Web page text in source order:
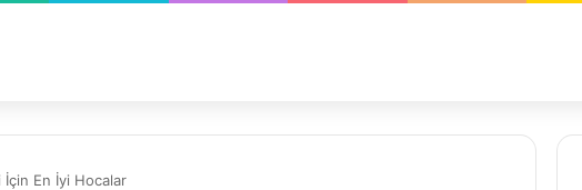
İçin En İyi Hocalar